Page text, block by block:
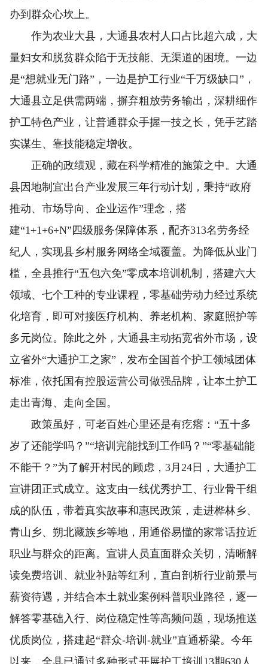
办到群众心坎上。
作为农业大县，大通县农村人口占比超六成，大
量妇女和脱贫群众陷于无技能、无渠道的困境。一边
是“想就业无门路”，一边是护工行业“千万级缺口”，
大通县立足供需两端，摒弃粗放劳务输出，深耕细作
护工特色产业，让普通群众手握一技之长，凭手艺踏
实谋生、靠技能稳定增收。
正确的政绩观，藏在科学精准的施策之中。大通
县因地制宜出台产业发展三年行动计划，秉持“政府
推动、市场导向、企业运作”理念，搭
建“1+1+6+N”四级服务保障体系，配齐313名劳务经
纪人，实现县乡村服务网络全域覆盖。为降低从业门
槛，全县推行“五包六免”零成本培训机制，搭建六大
领域、七个工种的专业课程，零基础劳动力经过系统
化培育，即可对接医疗机构、养老机构、家庭照护等
多元岗位。除此之外，大通县主动拓宽省外市场，设
立省外“大通护工之家”，发布全国首个护工领域团体
标准，依托国有控股运营公司做强品牌，让本土护工
走出青海、走向全国。
政策虽好，可老百姓心里还是有疙瘩：“五十多
岁了还能学吗？”“培训完能找到工作吗？”“零基础能
不能干？”为了解开村民的顾虑，3月24日，大通护工
宣讲团正式成立。这支由一线优秀护工、行业骨干组
成的队伍，带着真实故事和惠民政策，走进桦林乡、
青山乡、朔北藏族乡等地，用通俗易懂的家常话拉近
职业与群众的距离。宣讲人员直面群众关切，清晰解
读免费培训、就业补贴等红利，直白剖析行业前景与
薪资待遇，并结合本土就业案例科普职业路径，逐一
解答零基础入行、岗位稳定性等高频问题，现场推送
优质岗位，搭建起“群众-培训-就业”直通桥梁。今年